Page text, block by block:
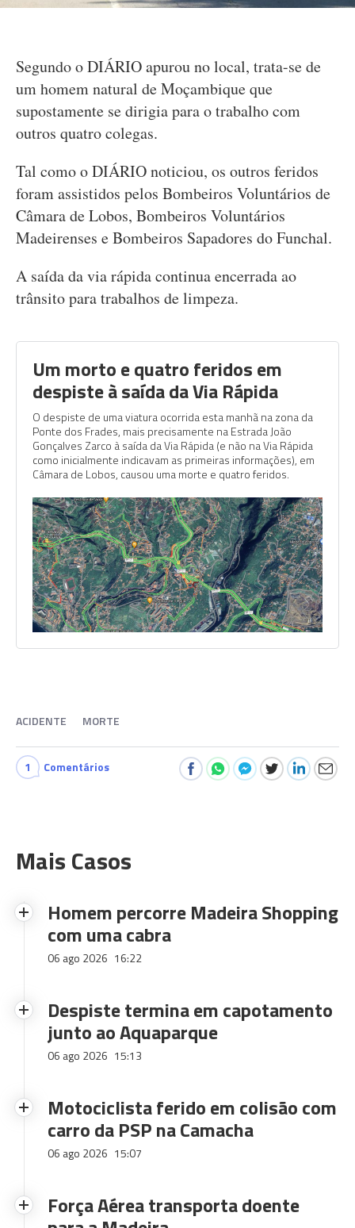
Segundo o DIÁRIO apurou no local, trata-se de
um homem natural de Moçambique que
supostamente se dirigia para o trabalho com
outros quatro colegas.
Tal como o DIÁRIO noticiou, os outros feridos
foram assistidos pelos Bombeiros Voluntários de
Câmara de Lobos, Bombeiros Voluntários
Madeirenses e Bombeiros Sapadores do Funchal.
A saída da via rápida continua encerrada ao
trânsito para trabalhos de limpeza.
Um morto e quatro feridos em
despiste à saída da Via Rápida
O despiste de uma viatura ocorrida esta manhã na zona da
Ponte dos Frades, mais precisamente na Estrada João
Gonçalves Zarco à saída da Via Rápida (e não na Via Rápida
como inicialmente indicavam as primeiras informações), em
Câmara de Lobos, causou uma morte e quatro feridos.
ACIDENTE MORTE
1 Comentários
Mais Casos
Homem percorre Madeira Shopping
com uma cabra
06 ago 2026 16:22
Despiste termina em capotamento
junto ao Aquaparque
06 ago 2026 15:13
Motociclista ferido em colisão com
carro da PSP na Camacha
06 ago 2026 15:07
Força Aérea transporta doente